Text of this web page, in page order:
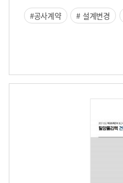
공사계약 설계변경